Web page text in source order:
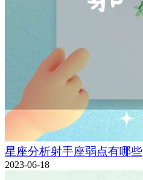
星座分析射手座弱点有哪些
2023-06-18